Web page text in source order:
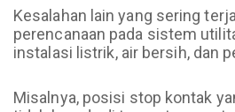
Kesalahan lain yang sering
perencanaan pada sistem
instalasi listrik, air bersih, dan
Misalnya, posisi stop kontak